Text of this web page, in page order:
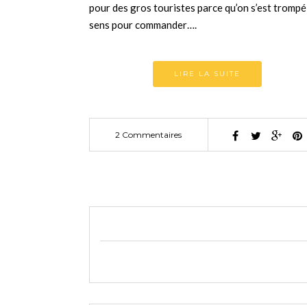
pour des gros touristes parce qu’on s’est
sens pour commander….
LIRE LA SUITE
2 Commentaires